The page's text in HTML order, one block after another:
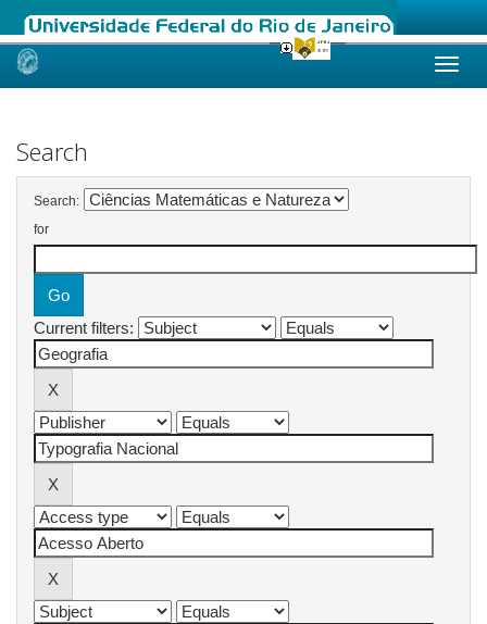
Skip
Search
Search:
for
Current filters: